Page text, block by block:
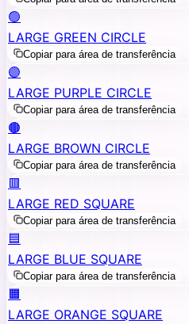
🟢
LARGE GREEN CIRCLE
Copiar para área de transferência
🟣
LARGE PURPLE CIRCLE
Copiar para área de transferência
🟤
LARGE BROWN CIRCLE
Copiar para área de transferência
🟥
LARGE RED SQUARE
Copiar para área de transferência
🟦
LARGE BLUE SQUARE
Copiar para área de transferência
🟧
LARGE ORANGE SQUARE